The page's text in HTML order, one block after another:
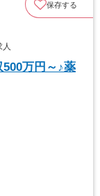
保存する
万円～♪薬